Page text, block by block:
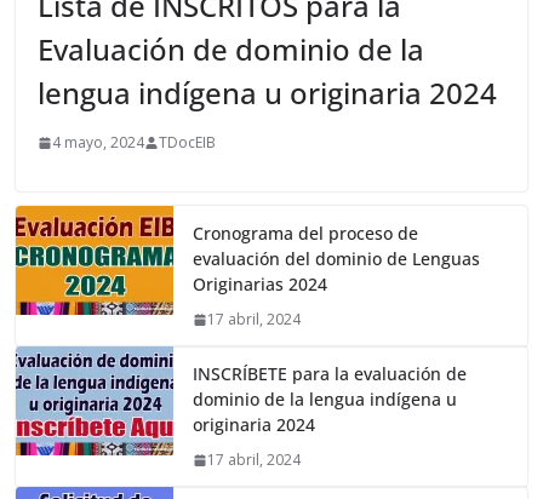
Evaluación de dominio de la
lengua indígena u originaria 2024
4 mayo, 2024 TDocEIB
Cronograma del proceso de
evaluación del dominio de Lenguas
Originarias 2024
17 abril, 2024
INSCRÍBETE para la evaluación de
dominio de la lengua indígena u
originaria 2024
17 abril, 2024